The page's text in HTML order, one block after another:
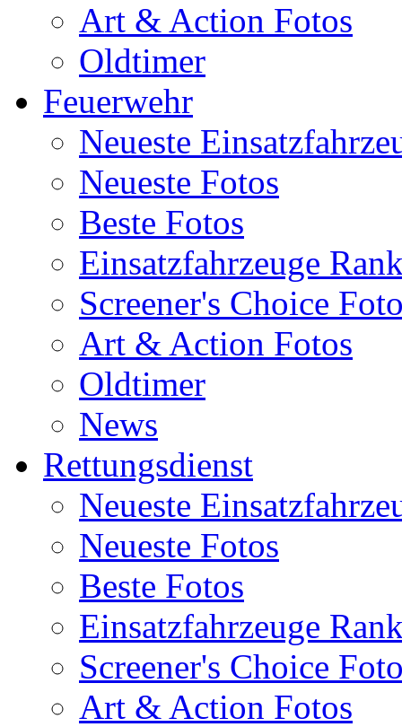
Art & Action Fotos
Oldtimer
Feuerwehr
Neueste
Neueste Fotos
Beste Fotos
Einsatzfahrzeuge
Screener's Choice
Art & Action Fotos
Oldtimer
News
Rettungsdienst
Neueste
Neueste Fotos
Beste Fotos
Einsatzfahrzeuge
Screener's Choice
Art & Action Fotos